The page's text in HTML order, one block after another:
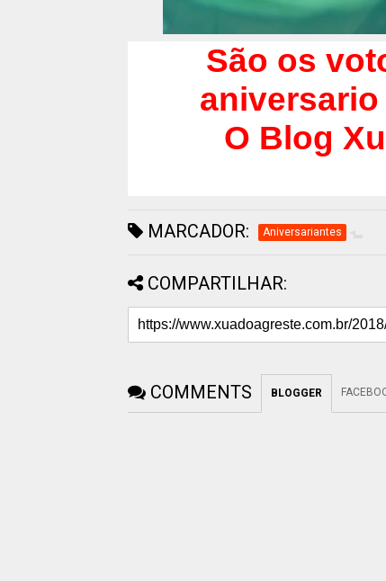
São os
O Blog
MARCADOR: Aniversariantes
COMPARTILHAR:
COMMENTS BLOGGER